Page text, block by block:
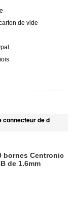
de vide
connecteur de d
bornes Centronic
de 1.6mm